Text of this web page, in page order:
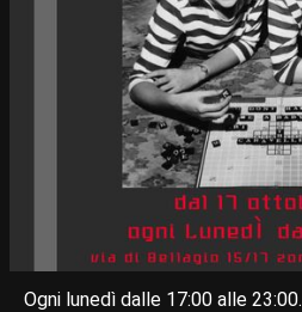
Ogni lunedì dalle 17:00 alle 23:00.